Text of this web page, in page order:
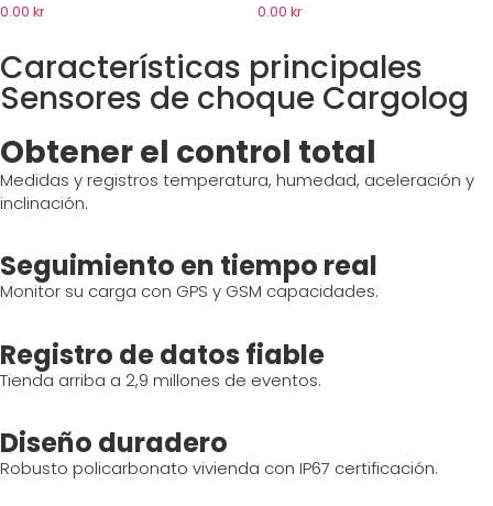
0.00 kr 0.00 kr
Características principales
Sensores de choque Cargolog
Obtener el control total
Medidas y registros temperatura, humedad, aceleración y
inclinación.
Seguimiento en tiempo real
Monitor su carga con GPS y GSM capacidades.
Registro de datos fiable
Tienda arriba a 2,9 millones de eventos.
Diseño duradero
Robusto policarbonato vivienda con IP67 certificación.